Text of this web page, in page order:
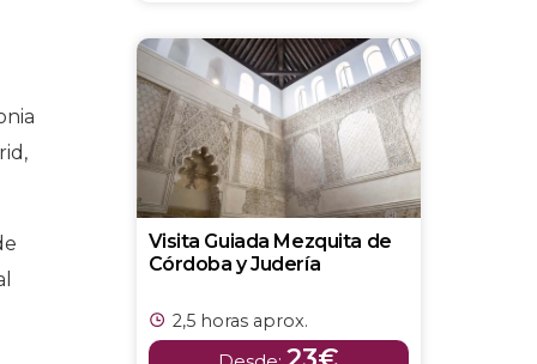
Visita Guiada Mezquita de
Córdoba y Judería
2,5 horas aprox.